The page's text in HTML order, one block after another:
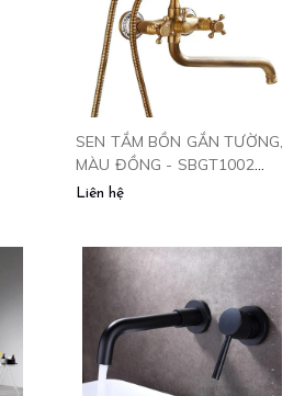
SEN TẮM BỒN GẮN TƯỜNG,
MÀU ĐỒNG - SBGT1002
CLEANMAX
Liên hệ